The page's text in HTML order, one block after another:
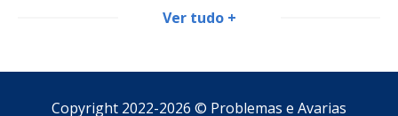
Frigidaire FDF70S1
está muito quente durante o trabalho. O
Ver tudo +
Copyright 2022-2026 © Problemas e Avarias